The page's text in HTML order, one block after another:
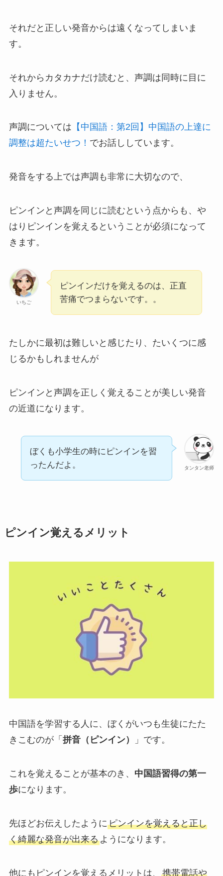
それだと正しい発音からは遠くなってしまいま
す。
それからカタカナだけ読むと、声調は同時に目に
入りません。
声調については 【中国語：第2回】中国語の上達に
調整は超たいせつ！ でお話ししています。
発音をする上では声調も非常に大切なので、
ピンインと声調を同じに読むという点からも、や
はりピンインを覚えるということが必須になって
きます。
いちご
ピンインだけを覚えるのは、正直
苦痛でつまらないです。。
たしかに最初は難しいと感じたり、たいくつに感
じるかもしれませんが
ピンインと声調を正しく覚えることが美しい発音
の近道になります。
タンタン老师
ぼくも小学生の時にピンインを習
ったんだよ。
ピンイン覚えるメリット
中国語を学習する人に、ぼくがいつも生徒にたた
きこむのが「 拼音（ピンイン） 」です。
これを覚えることが基本のき、 中国語習得の第一
歩になります。
先ほどお伝えしたようにピンインを覚えると正し
く綺麗な発音が出来るようになります。
他にもピンインを覚えるメリットは、 携帯電話や